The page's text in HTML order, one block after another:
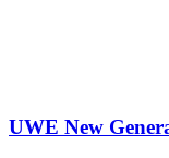
UWE New